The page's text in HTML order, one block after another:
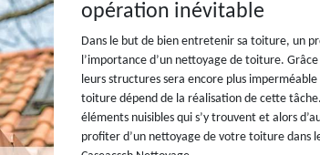
opération inévitable
Dans le but de bien entretenir sa toiture, un
l’importance d’un nettoyage de toiture.
leurs structures sera encore plus
toiture dépend de la réalisation de cette
éléments nuisibles qui s’y trouvent et alors
profiter d’un nettoyage de votre toiture dans